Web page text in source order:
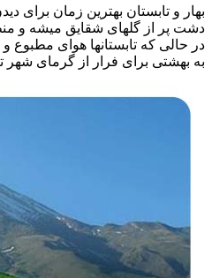
بهار و تابستان بهترین زمان برای
دشت پر از گلهای شقایق میشه و
در حالی که تابستانها هوای مطبوع
به بهشتی برای فرار از گرمای شهر